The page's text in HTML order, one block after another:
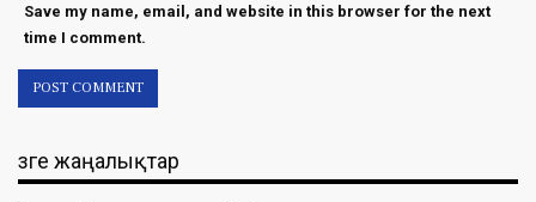
Save my name, email, and website in this browser for the next
time I comment.
Өзге жаңалықтар